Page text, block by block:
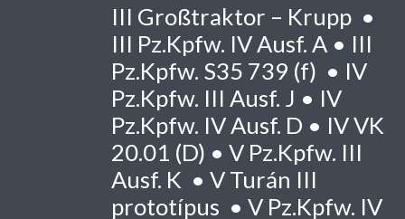
III Großtraktor – Krupp •
III Pz.Kpfw. IV Ausf. A • III
Pz.Kpfw. S35 739 (f) • IV
Pz.Kpfw. III Ausf. J • IV
Pz.Kpfw. IV Ausf. D • IVVK
20.01 (D) • V Pz.Kpfw. III
Ausf. K • V Turán III
prototípus • V Pz.Kpfw. IV